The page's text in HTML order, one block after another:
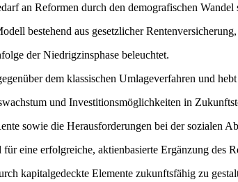
an Reformen durch den demografischen
bestehend aus gesetzlicher
der Niedrigzinsphase beleuchtet.
dem klassischen Umlageverfahren und
und Investitionsmöglichkeiten in
sowie die Herausforderungen bei der sozialen
eine erfolgreiche, aktienbasierte Ergänzung des
kapitalgedeckte Elemente zukunftsfähig zu